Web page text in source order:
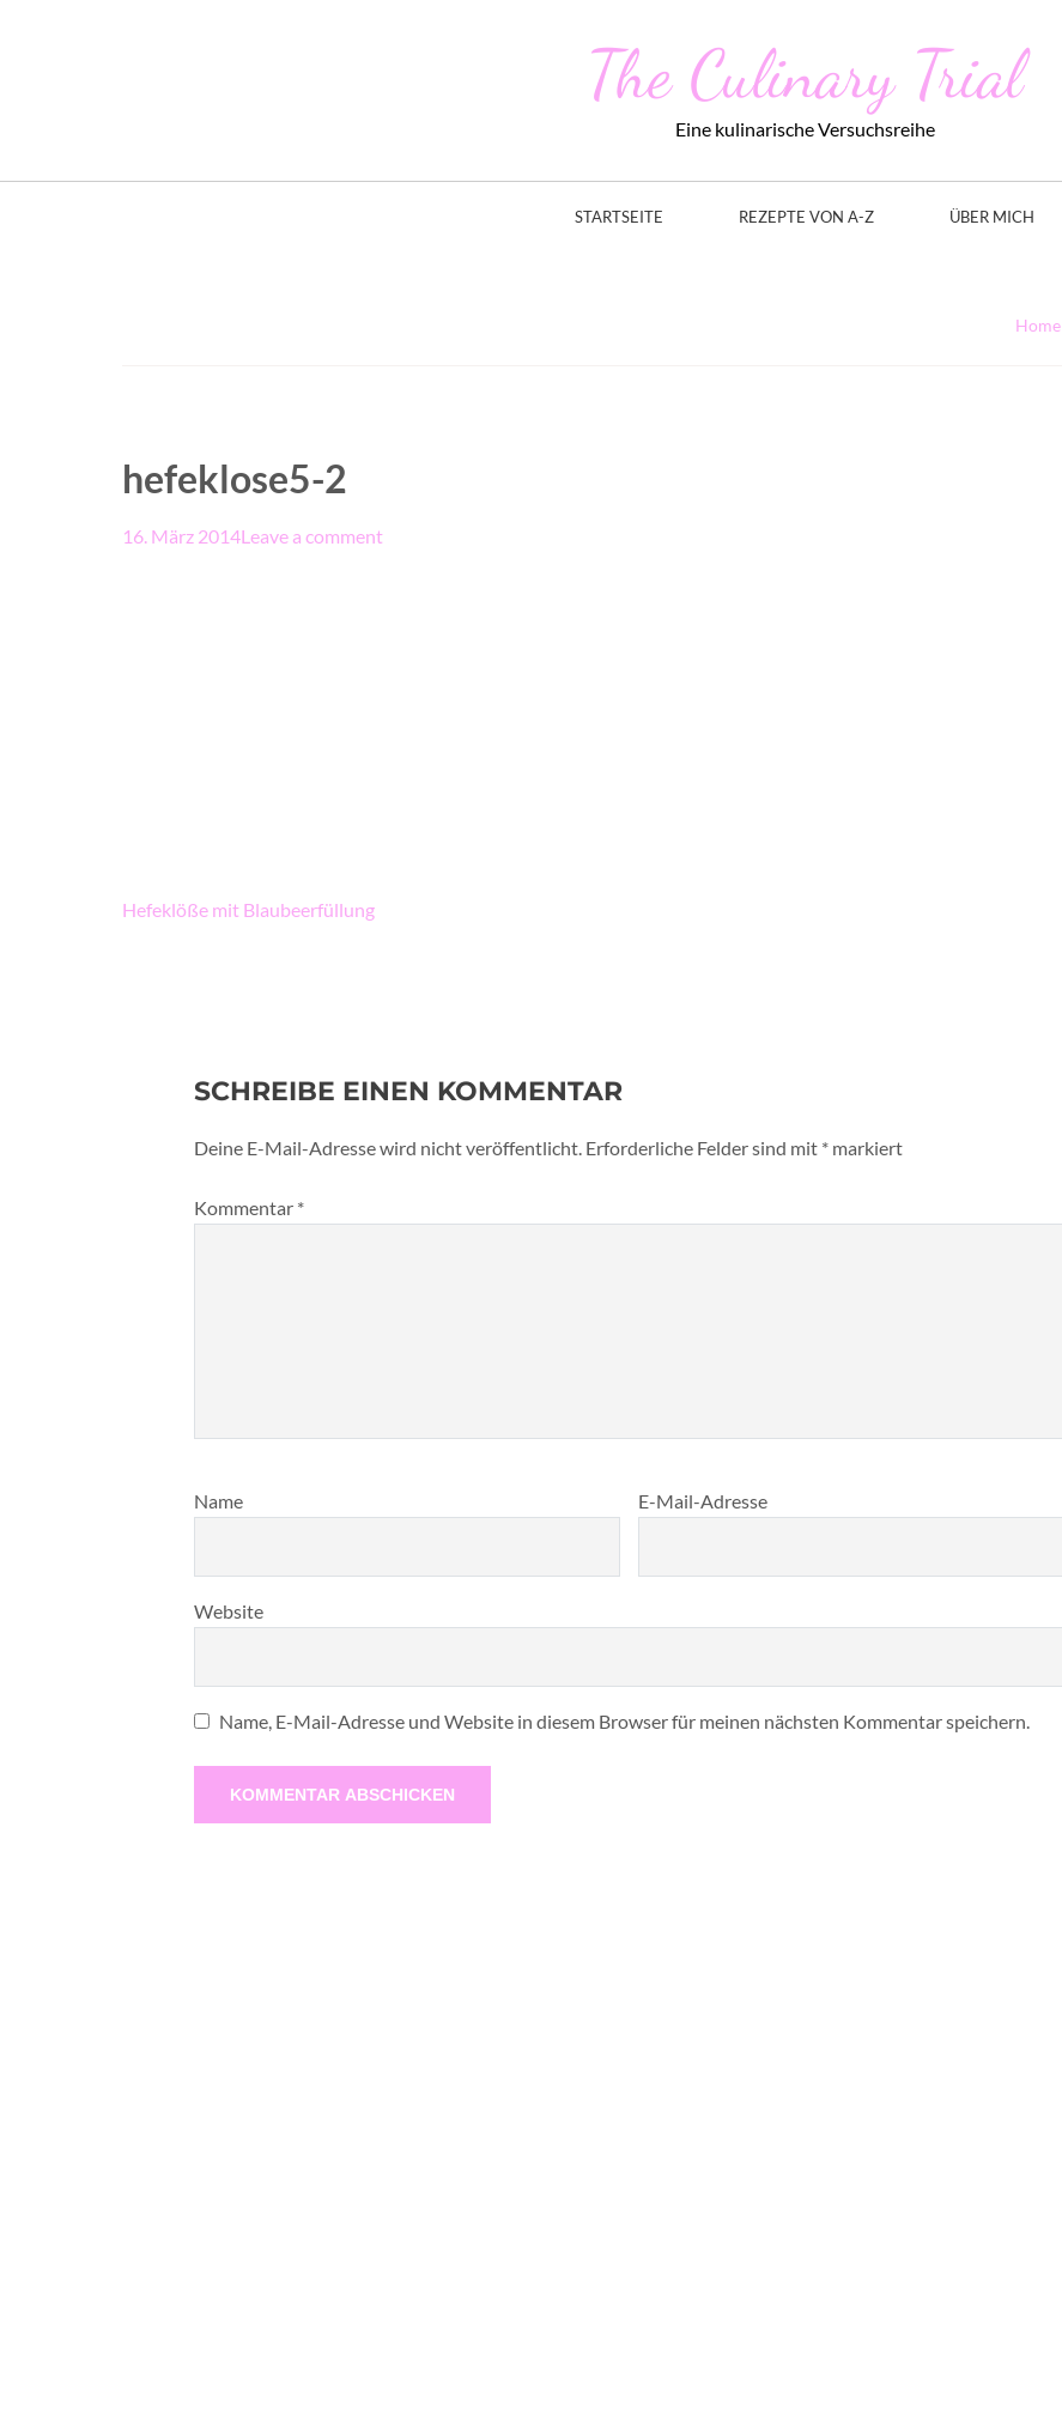
The Culinary Trial
Eine kulinarische Versuchsreihe
STARTSEITE REZEPTE VON A-Z ÜBER MICH
Home
hefeklose5-2
16. März 2014Leave a comment
Beitragsnavigation
Hefeklöße mit Blaubeerfüllung
SCHREIBE EINEN KOMMENTAR
Deine E-Mail-Adresse wird nicht veröffentlicht. Erforderliche Felder sind mit * markiert
Kommentar *
Name E-Mail-Adresse
Website
Name, E-Mail-Adresse und Website in diesem Browser für meinen nächsten Kommentar speichern.